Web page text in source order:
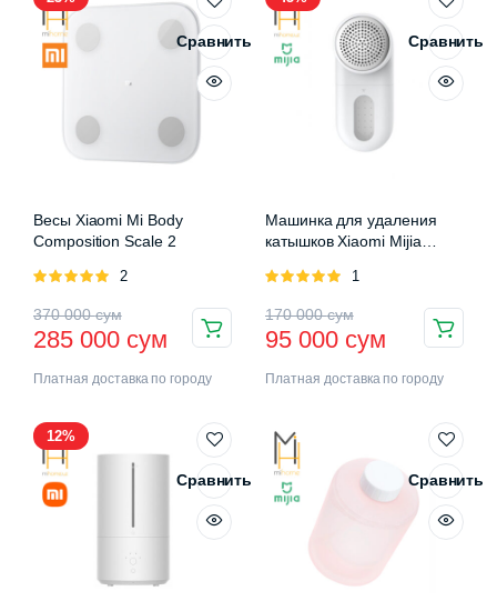
Сравнить
Весы Xiaomi Mi Body
Composition Scale 2
Оценка
2
370 000сум
285 000 сум
Платная доставка по городу
Сравнить
Машинка для удаления
катышков Xiaomi Mijia
Оценка
1
170 000сум
95 000 сум
Платная доставка по городу
12%
Сравнить Сравнить